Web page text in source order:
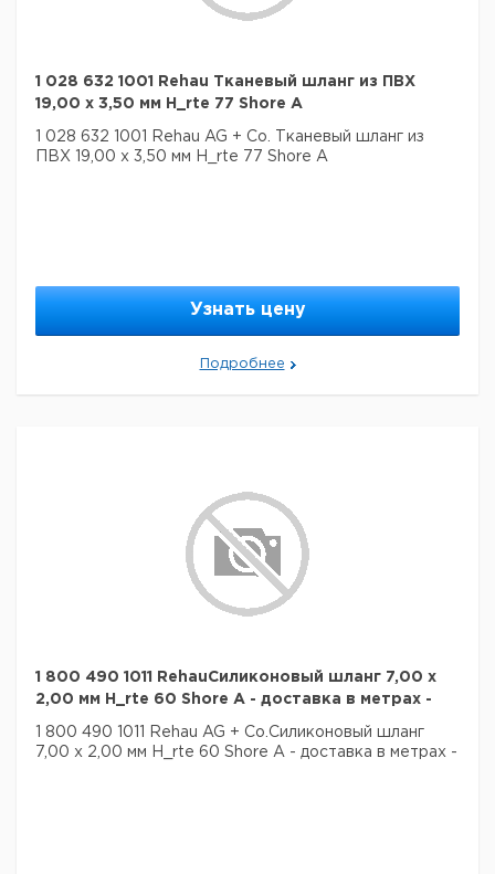
1 028 632 1001 Rehau Тканевый шланг из ПВХ
19,00 x 3,50 мм H_rte 77 Shore A
1 028 632 1001 Rehau AG + Co. Тканевый шланг из
ПВХ 19,00 x 3,50 мм H_rte 77 Shore A
Узнать цену
Подробнее
1 800 490 1011 RehauСиликоновый шланг 7,00 x
2,00 мм H_rte 60 Shore A - доставка в метрах -
1 800 490 1011 Rehau AG + Co.Силиконовый шланг
7,00 x 2,00 мм H_rte 60 Shore A - доставка в метрах -